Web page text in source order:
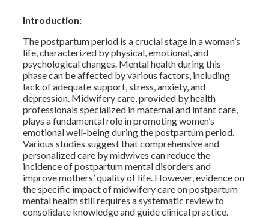
Introduction:
The postpartum period is a crucial stage in a woman’s
life, characterized by physical, emotional, and
psychological changes. Mental health during this
phase can be affected by various factors, including
lack of adequate support, stress, anxiety, and
depression. Midwifery care, provided by health
professionals specialized in maternal and infant care,
plays a fundamental role in promoting women’s
emotional well-being during the postpartum period.
Various studies suggest that comprehensive and
personalized care by midwives can reduce the
incidence of postpartum mental disorders and
improve mothers’ quality of life. However, evidence on
the specific impact of midwifery care on postpartum
mental health still requires a systematic review to
consolidate knowledge and guide clinical practice.